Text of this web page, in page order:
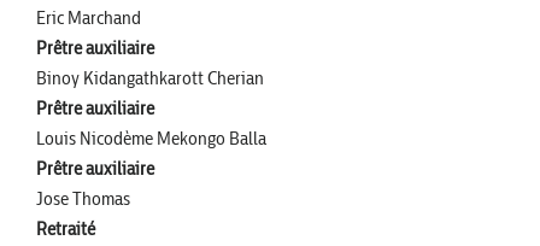
Eric Marchand
Prêtre auxiliaire
Binoy Kidangathkarott Cherian
Prêtre auxiliaire
Louis Nicodème Mekongo Balla
Prêtre auxiliaire
Jose Thomas
Retraité